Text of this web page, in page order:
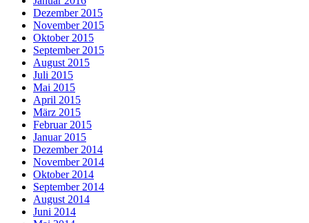
Dezember 2015
November 2015
Oktober 2015
September 2015
August 2015
Juli 2015
Mai 2015
April 2015
März 2015
Februar 2015
Januar 2015
Dezember 2014
November 2014
Oktober 2014
September 2014
August 2014
Juni 2014